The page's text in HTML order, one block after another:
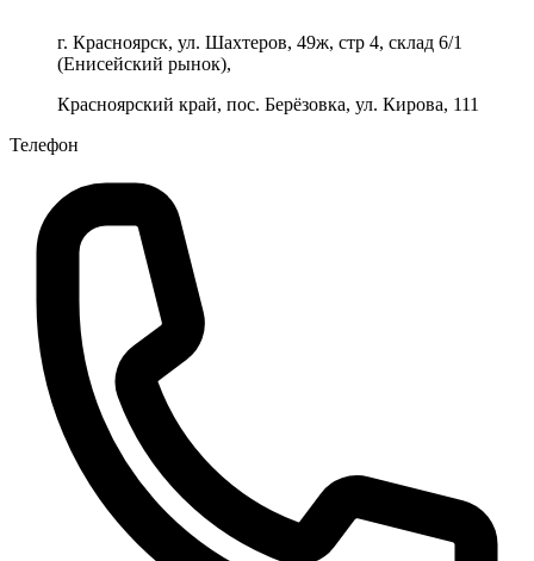
г. Красноярск, ул. Шахтеров, 49ж, стр 4, склад 6/1
(Енисейский рынок),
Красноярский край, пос. Берёзовка, ул. Кирова, 111
Телефон